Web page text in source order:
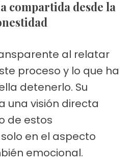
al relatar
proceso y lo que ha
detenerlo. Su
una visión directa
de estos
en el aspecto
emocional.